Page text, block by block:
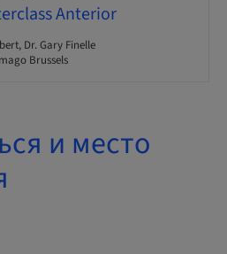
Anterior
Dr. Gary Finelle
Brussels
и место